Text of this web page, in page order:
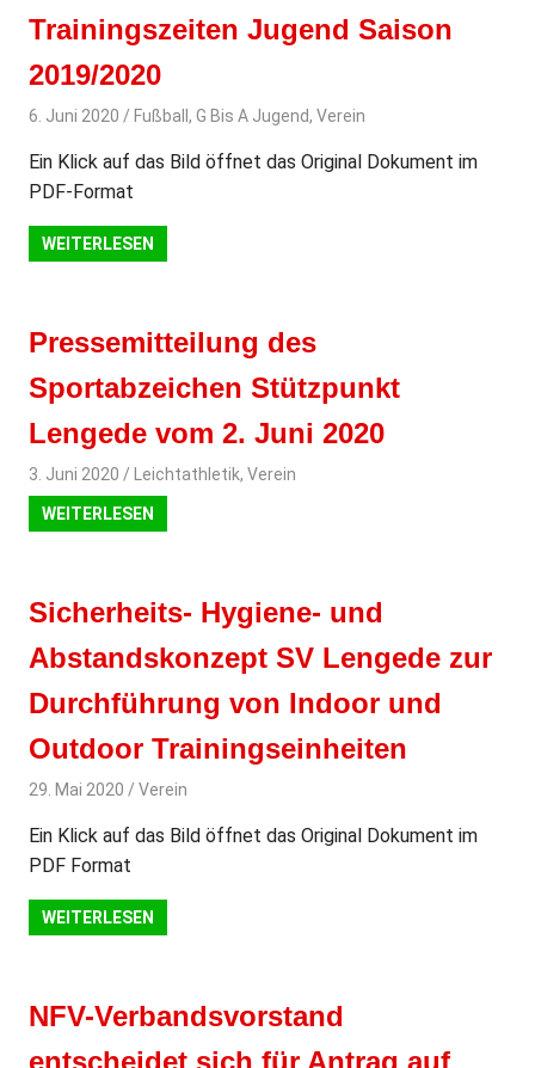
Trainingszeiten Jugend Saison
2019/2020
6. Juni 2020 svladmin
Fußball , G Bis A Jugend, Verein
Ein Klick auf das Bild öffnet das Original Dokument im
PDF-Format
WEITERLESEN
Pressemitteilung des
Sportabzeichen Stützpunkt
Lengede vom 2. Juni 2020
3. Juni 2020 svladmin
Leichtathletik, Verein
WEITERLESEN
Sicherheits- Hygiene- und
Abstandskonzept SV Lengede zur
Durchführung von Indoor und
Outdoor Trainingseinheiten
29. Mai 2020 svladmin
Verein
Ein Klick auf das Bild öffnet das Original Dokument im
PDF Format
WEITERLESEN
NFV-Verbandsvorstand
entscheidet sich für Antrag auf